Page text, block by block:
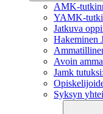
AMK-
YAMK-
Jatkuva
Hakeminen
Avoin
Jamk
Syksyn